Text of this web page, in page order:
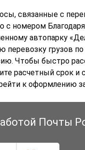
связанные с
с номером
автопарку
грузов
Чтобы быстро
расчетный срок и
к оформлению
Почты